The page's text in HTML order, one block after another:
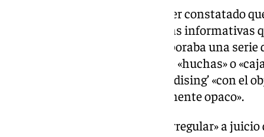
Los socialistas aseguraron haber constatado
hasta la actualidad, en las mesas informativas
todo el territorio español incorporaba una
ingresos económicos a modo de «huchas» o
serie de elementos de ‘merchandising’ «con el
metálico de un modo absolutamente opaco».
Una práctica «absolutamente irregular» a juicio